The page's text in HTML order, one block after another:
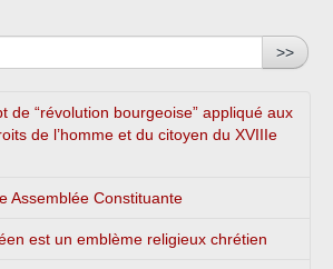
>>
de “révolution bourgeoise” appliqué aux
de l’homme et du citoyen du XVIIIe
Assemblée Constituante
est un emblème religieux chrétien